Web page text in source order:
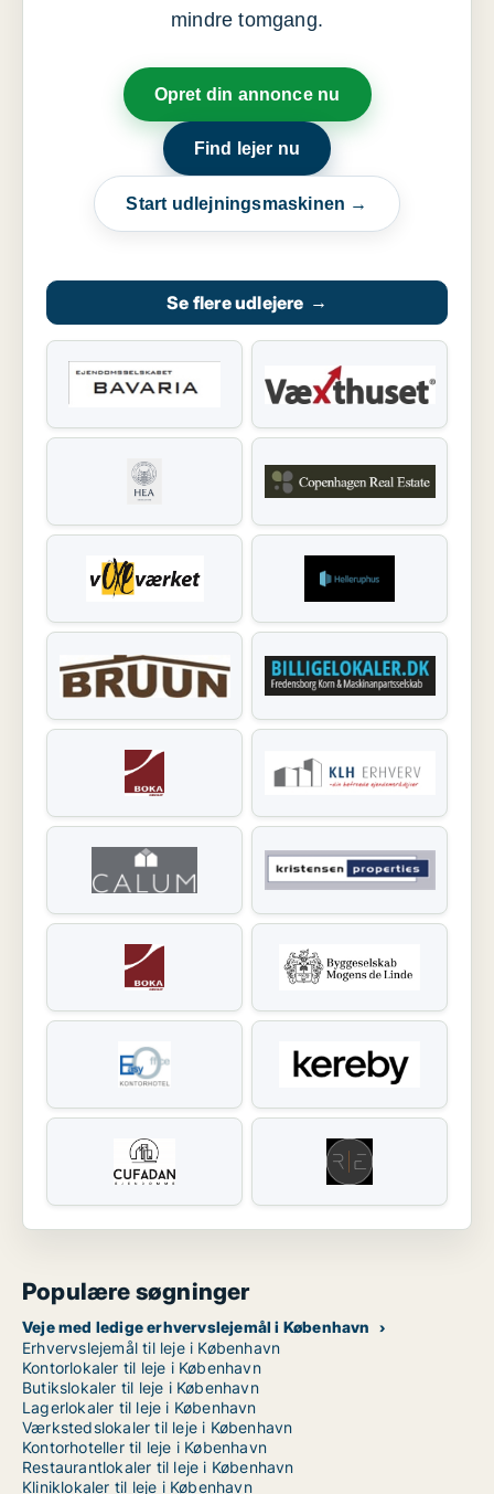
mindre tomgang.
Opret din annonce nu
Find lejer nu
Start udlejningsmaskinen →
Se flere udlejere →
Populære søgninger
Veje med ledige erhvervslejemål i København
Erhvervslejemål til leje i København
Kontorlokaler til leje i København
Butikslokaler til leje i København
Lagerlokaler til leje i København
Værkstedslokaler til leje i København
Kontorhoteller til leje i København
Restaurantlokaler til leje i København
Kliniklokaler til leje i København